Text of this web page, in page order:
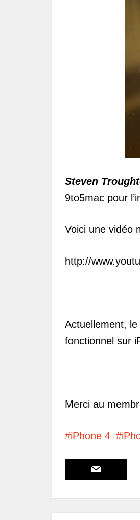
Steven
9to5mac pour
Voici une vidéo
http://
Actuellement,
fonctionnel sur
Merci au
iPhone 4